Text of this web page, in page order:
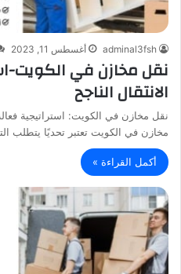
adminal3fsh أغسطس 11, 2023
نقل مخازن في الكويت-
الانتقال الناجح
نقل مخازن في الكويت: استراتيجية
مخازن في الكويت تعتبر تحديًا يتطلب
أكمل القراءة »